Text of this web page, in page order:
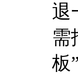
退
需
板